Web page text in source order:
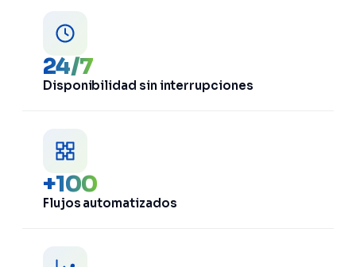
24/7
Disponibilidad sin interrupciones
+100
Flujos automatizados